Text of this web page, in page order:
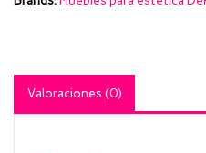
Valoraciones (0)